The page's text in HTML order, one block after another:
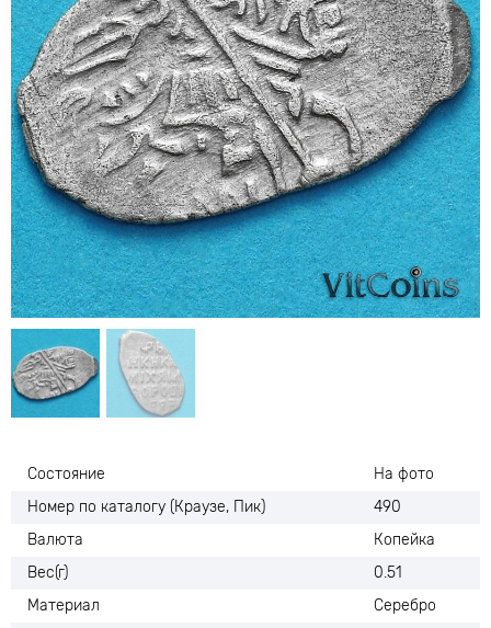
Состояние
На фото
Номер по каталогу (Краузе, Пик)
490
Валюта
Копейка
Вес(г)
0.51
Материал
Серебро